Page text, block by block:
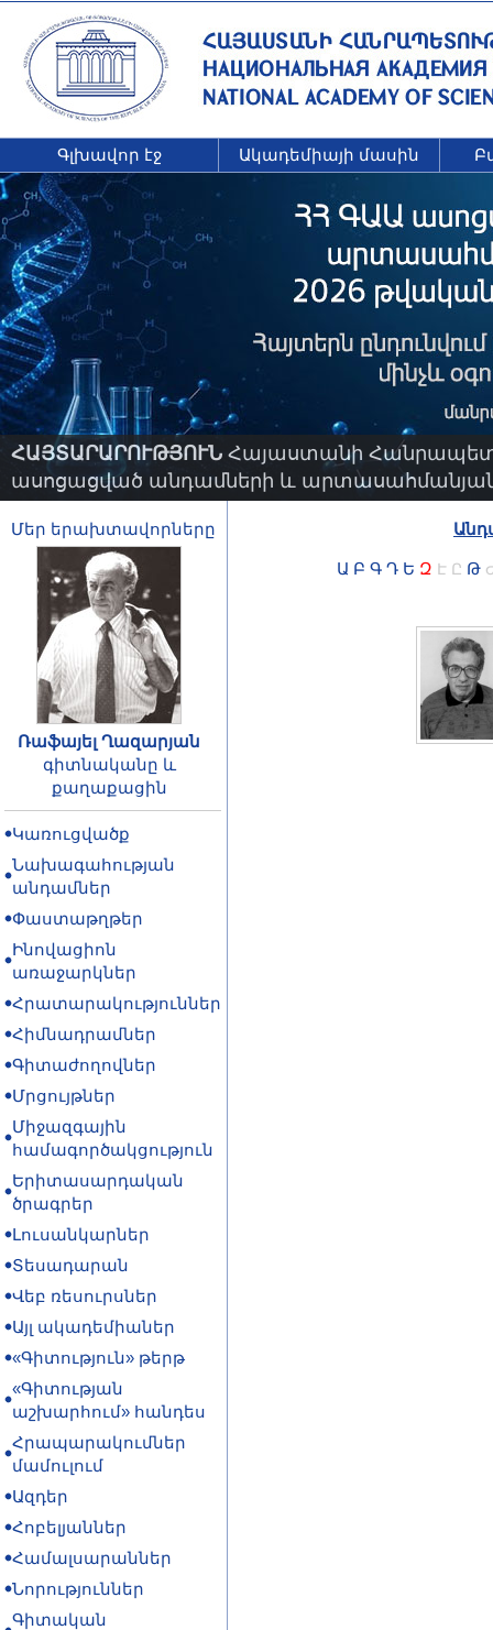
Գլխավոր էջ Ակադեմիայի մասին
ՀԱՅՏԱՐԱՐՈՒԹՅՈՒՆ Հայաստանի
ասոցացված անդամների և արտասահմանյան
Մեր երախտավորները
Ռաֆայել Ղազարյան
գիտնականը և
քաղաքացին
Կառուցվածք
Նախագահության
անդամներ
Փաստաթղթեր
Ինովացիոն
առաջարկներ
Հրատարակություններ
Հիմնադրամներ
Գիտաժողովներ
Մրցույթներ
Միջազգային
համագործակցություն
Երիտասարդական
ծրագրեր
Լուսանկարներ
Տեսադարան
Վեբ ռեսուրսներ
Այլ ակադեմիաներ
«Գիտություն» թերթ
«Գիտության
աշխարհում» հանդես
Հրապարակումներ
մամուլում
Ազդեր
Հոբելյաններ
Համալսարաններ
Նորություններ
Գիտական
Ա Բ Գ Դ Ե Զ Է Ը Թ